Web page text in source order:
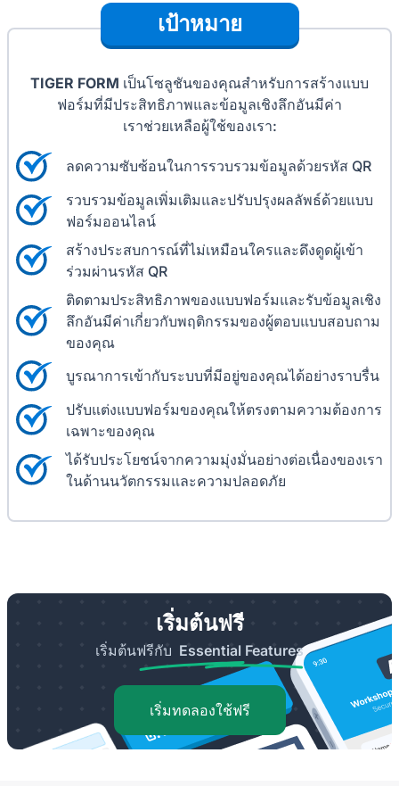
เป้าหมาย
TIGER FORM เป็นโซลูชันของคุณสำหรับการสร้างแบบ
ฟอร์มที่มีประสิทธิภาพและข้อมูลเชิงลึกอันมีค่า
เราช่วยเหลือผู้ใช้ของเรา:
ลดความซับซ้อนในการรวบรวมข้อมูลด้วยรหัส QR
รวบรวมข้อมูลเพิ่มเติมและปรับปรุงผลลัพธ์ด้วยแบบ
ฟอร์มออนไลน์
สร้างประสบการณ์ที่ไม่เหมือนใครและดึงดูดผู้เข้า
ร่วมผ่านรหัส QR
ติดตามประสิทธิภาพของแบบฟอร์มและรับข้อมูลเชิง
ลึกอันมีค่าเกี่ยวกับพฤติกรรมของผู้ตอบแบบสอบถาม
ของคุณ
บูรณาการเข้ากับระบบที่มีอยู่ของคุณได้อย่างราบรื่น
ปรับแต่งแบบฟอร์มของคุณให้ตรงตามความต้องการ
เฉพาะของคุณ
ได้รับประโยชน์จากความมุ่งมั่นอย่างต่อเนื่องของเรา
ในด้านนวัตกรรมและความปลอดภัย
เริ่มต้นฟรี
เริ่มต้นฟรีกับ Essential Features
เริ่มทดลองใช้ฟรี